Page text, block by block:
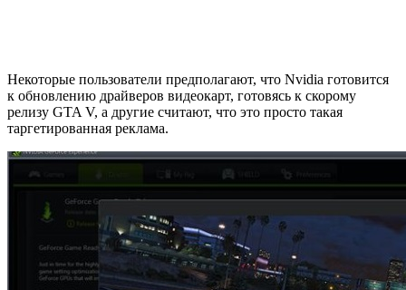
Некоторые пользователи предполагают, что Nvidia готовится
к обновлению драйверов видеокарт, готовясь к скорому
релизу GTA V, а другие считают, что это просто такая
таргетированная реклама.